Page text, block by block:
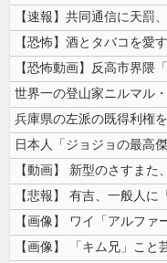
世界一の登山家ニルマル
日本人「ジョジョの最高
【動画】 新型のさすまた